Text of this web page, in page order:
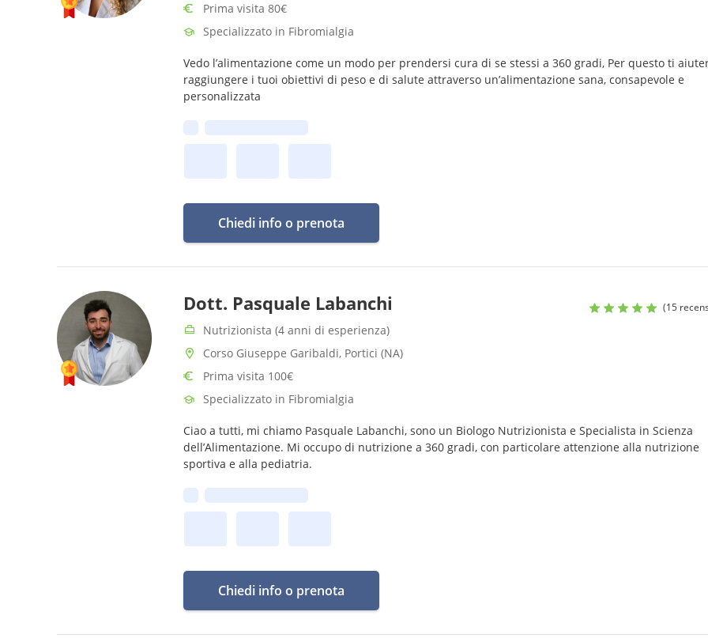
Prima visita 80€
Specializzato in Fibromialgia
Vedo l’alimentazione come un modo per prendersi cura di se stessi a 360 gradi, Per questo ti
raggiungere i tuoi obiettivi di peso e di salute attraverso un’alimentazione sana, consapevole e
personalizzata
Chiedi info o prenota
Dott. Pasquale Labanchi (15
Nutrizionista (4 anni di esperienza)
Corso Giuseppe Garibaldi, Portici (NA)
Prima visita 100€
Specializzato in Fibromialgia
Ciao a tutti, mi chiamo Pasquale Labanchi, sono un Biologo Nutrizionista e Specialista in Scienza
dell’Alimentazione. Mi occupo di nutrizione a 360 gradi, con particolare attenzione alla nutrizione
sportiva e alla pediatria.
Chiedi info o prenota